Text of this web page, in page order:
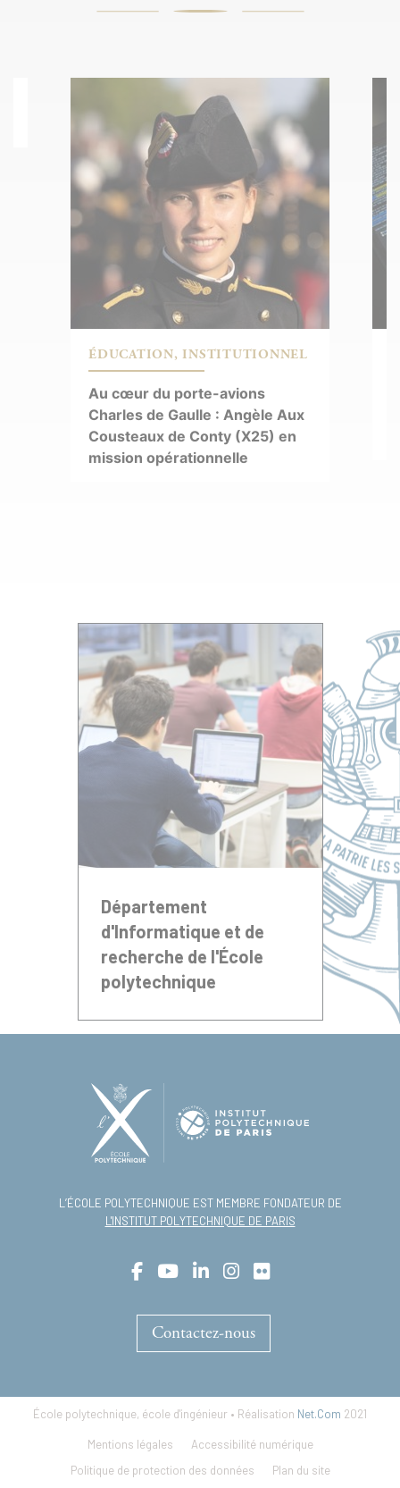
ÉDUCATION
L’X progresse dans le
classement Digital Leaders in
Higher Education 2026
Département
d'Informatique et de
recherche de l'École
polytechnique
L’ÉCOLE POLYTECHNIQUE EST MEMBRE FONDATEUR DE
L'INSTITUT POLYTECHNIQUE DE PARIS
Contactez-nous
École polytechnique, école d'ingénieur • Réalisation Net.Com 2021
Footer
menu
Mentions légales
Accessibilité numérique
Politique de protection des données
Plan du site